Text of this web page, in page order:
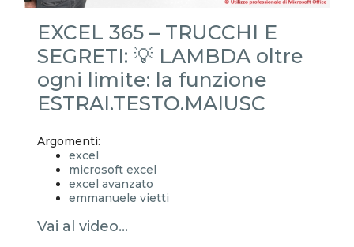
scan
EXCEL 365 – TRUCCHI E
SEGRETI: 💡 LAMBDA oltre
ogni limite: la funzione
ESTRAI.TESTO.MAIUSC
Argomenti:
excel
microsoft excel
excel avanzato
emmanuele vietti
excel tutorial ita
Vai al video...